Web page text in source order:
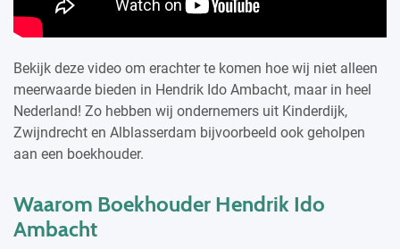
Bekijk deze video om erachter te komen hoe wij niet alleen
meerwaarde bieden in Hendrik Ido Ambacht, maar in heel
Nederland! Zo hebben wij ondernemers uit Kinderdijk,
Zwijndrecht en Alblasserdam bijvoorbeeld ook geholpen
aan een boekhouder.
Waarom Boekhouder Hendrik Ido
Ambacht